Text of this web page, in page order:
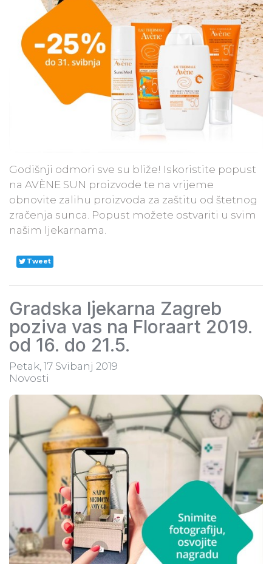
Godišnji odmori sve su bliže! Iskoristite popust
na AVÈNE SUN proizvode te na vrijeme
obnovite zalihu proizvoda za zaštitu od štetnog
zračenja sunca. Popust možete ostvariti u svim
našim ljekarnama.
Tweet
Gradska ljekarna Zagreb
poziva vas na Floraart 2019.
od 16. do 21.5.
Petak, 17 Svibanj 2019
Novosti